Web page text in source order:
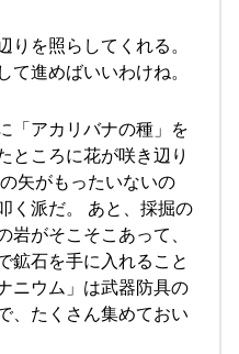
を照らしてくれる。
進めばいいわけね。
「アカリバナの種」を
ところに花が咲き辺り
矢がもったいないの
く派だ。 あと、採掘の
がそこそこあって、
鉱石を手に入れること
ニウム」は武器防具の
、たくさん集めておい